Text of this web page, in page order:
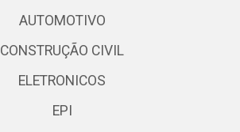
AUTOMOTIVO
CONSTRUÇÃO CIVIL
ELETRONICOS
EPI